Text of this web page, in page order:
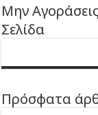
Μην
Σελίδα
Πρόσφατα